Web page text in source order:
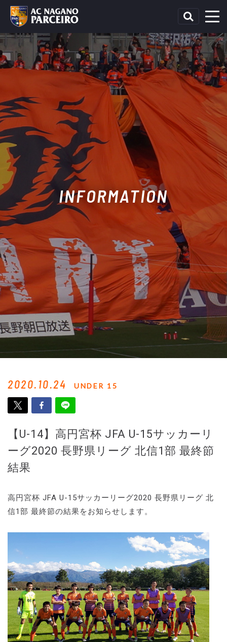
INFORMATION
2020.10.24 UNDER 15
【U-14】高円宮杯 JFA U-15サッカーリ
ーグ2020 長野県リーグ 北信1部 最終節
結果
高円宮杯 JFA U-15サッカーリーグ2020 長野県リーグ 北
信1部 最終節の結果をお知らせします。